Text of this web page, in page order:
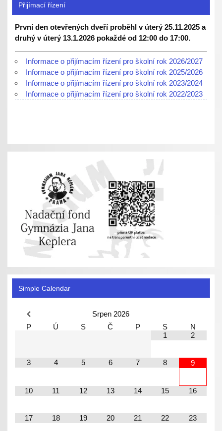
Přijímací řízení
První den otevřených dveří proběhl v úterý 25.11.2025 a
druhý v úterý 13.1.2026 pokaždé od 12:00 do 17:00.
Informace o přijímacím řízení pro školní rok 2026/2027
Informace o přijímacím řízení pro školní rok 2025/2026
Informace o přijímacím řízení pro školní rok 2023/2024
Informace o přijímacím řízení pro školní rok 2022/2023
Simple Calendar
Srpen 2026
P
Ú S Č P S
N
1
2
3 4 5 6 7 8 9
10 11 12 13 14 15 16
17 18 19 20 21 22 23